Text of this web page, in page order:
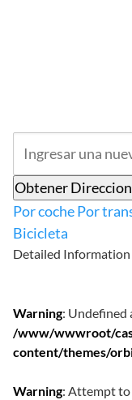
Obtener
Por cochePor
Bicicleta
Detailed Information
Warning: Undefined
/www/wwwroot/
content/themes/
Warning: Attempt to